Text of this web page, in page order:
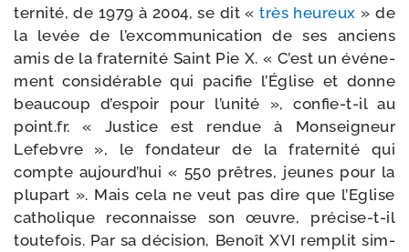
ter­ni­té, de 1979 à 2004, se dit «très heu­reux » de
la levée de l’ex­com­mu­ni­ca­tion de ses anciens
amis de la fra­ter­ni­té Saint Pie X. « C’est un évé­ne­
ment consi­dé­rable qui paci­fie l’Église et donne
beau­coup d’es­poir pour l’u­ni­té », confie-​t-​il au
point​.fr. « Justice est ren­due à Monseigneur
Lefebvre », le fon­da­teur de la fra­ter­ni­té qui
compte aujourd’­hui « 550 prêtres, jeunes pour la
plu­part ». Mais cela ne veut pas dire que l’Eglise
catho­lique recon­naisse son œuvre, précise-​t-​il
tou­te­fois. Par sa déci­sion, Benoît XVI rem­plit sim­